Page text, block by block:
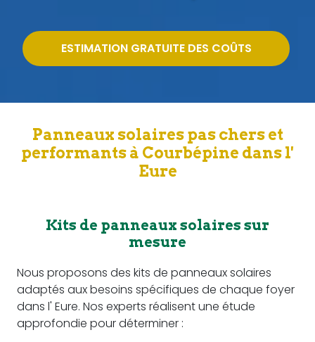
ESTIMATION GRATUITE DES COÛTS
Panneaux solaires pas chers et
performants à Courbépine dans l'
Eure
Kits de panneaux solaires sur
mesure
Nous proposons des kits de panneaux solaires
adaptés aux besoins spécifiques de chaque foyer
dans l' Eure. Nos experts réalisent une étude
approfondie pour déterminer :